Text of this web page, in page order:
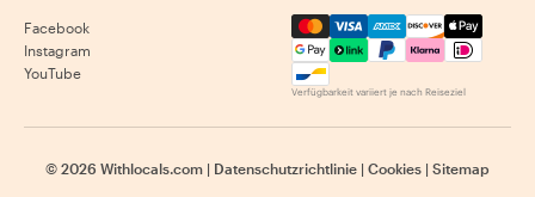
Facebook
Instagram
YouTube
Mastercard, Visa, Amex,
Verfügbarkeit variiert je nach Reiseziel
© 2026 Withlocals.com | Datenschutzrichtlinie | Cookies | Sitemap